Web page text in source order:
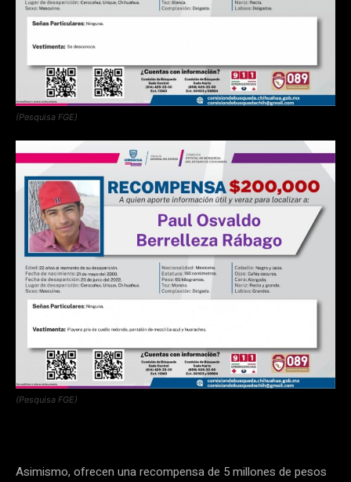
(Pesquisa FGE)
(Pesquisa FGE)
Asimismo, ofrecen una recompensa de 5 millones de pesos